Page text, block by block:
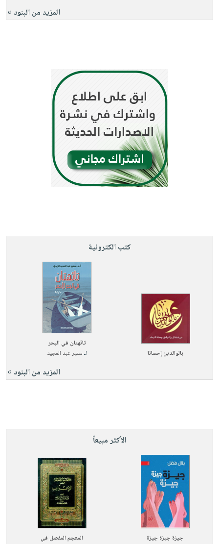
المزيد من البنود »
كتب الكترونية
بالوالدين إحسانا
تائهتان في البحر
لـسمير عبد المجيد
المزيد من البنود »
الأكثر مبيعاً
جيزة جيزة جيزة
المعجم المفصل في